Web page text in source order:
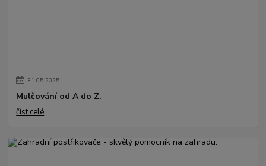
31.05.2025
Mulčování od A do Z.
číst celé